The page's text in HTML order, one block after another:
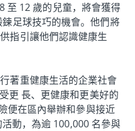
至 12 歲的兒童，將會獲得
足球技巧的機會。他們將
指引讓他們認識健康生
著重健康生活的企業社會
更 長、更健康和更美好的
便在區內舉辦和參與接近
動，為逾 100,000 名參與